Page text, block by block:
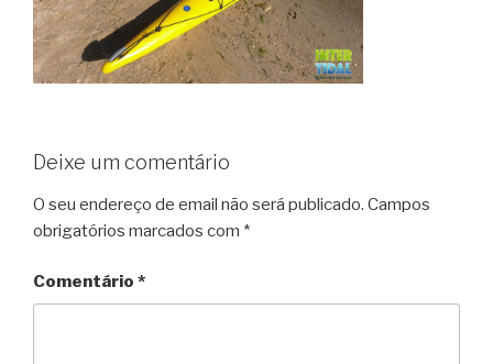
Deixe um comentário
O seu endereço de email não será publicado. Campos
obrigatórios marcados com *
Comentário *